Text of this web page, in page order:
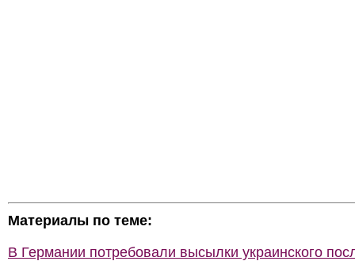
Материалы по теме:
В Германии потребовали высылки украинского